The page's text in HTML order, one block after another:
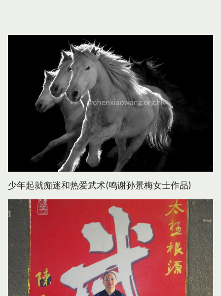
少年起就痴迷和热爱武术(鸣谢孙景梅女士作品)